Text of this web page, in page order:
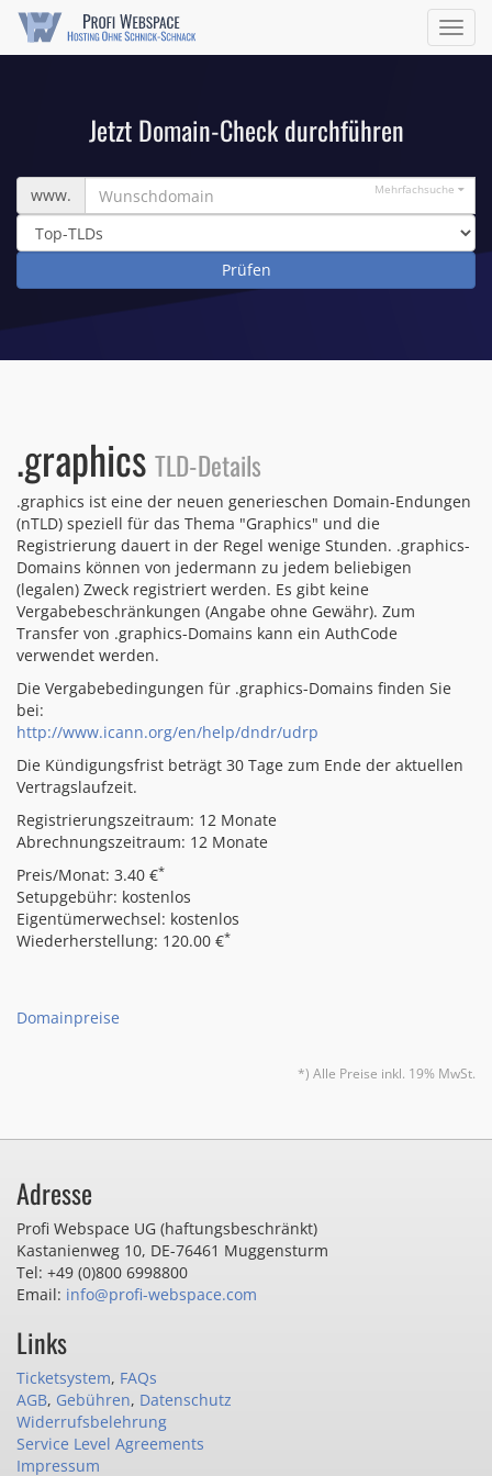
ein/
Jetzt Domain-Check durchführen
Wunschdomain
www. Mehrfachsuche
.graphics TLD-Details
.graphics ist eine der neuen generieschen Domain-Endungen
(nTLD) speziell für das Thema "Graphics" und die
Registrierung dauert in der Regel wenige Stunden. .graphics-
Domains können von jedermann zu jedem beliebigen
(legalen) Zweck registriert werden. Es gibt keine
Vergabebeschränkungen (Angabe ohne Gewähr). Zum
Transfer von .graphics-Domains kann ein AuthCode
verwendet werden.
Die Vergabebedingungen für .graphics-Domains finden Sie
bei:
http://www.icann.org/en/help/dndr/udrp
Die Kündigungsfrist beträgt 30 Tage zum Ende der aktuellen
Vertragslaufzeit.
Registrierungszeitraum: 12 Monate
Abrechnungszeitraum: 12 Monate
Preis/Monat: 3.40 €*
Setupgebühr: kostenlos
Eigentümerwechsel: kostenlos
Wiederherstellung: 120.00 €*
Domainpreise
*) Alle Preise inkl. 19% MwSt.
Adresse
Profi Webspace UG (haftungsbeschränkt)
Kastanienweg 10, DE-76461 Muggensturm
Tel: +49 (0)800 6998800
Email: info@profi-webspace.com
Links
Ticketsystem, FAQs
AGB, Gebühren, Datenschutz
Widerrufsbelehrung
Service Level Agreements
Impressum